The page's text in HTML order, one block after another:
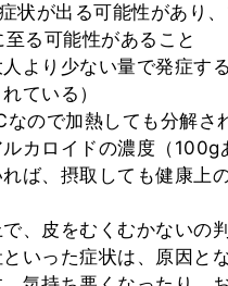
状が出る可能性があり
る可能性があること
より少ない量で発症す
ている）
ので加熱しても分解さ
カロイドの濃度（
ば、摂取しても健康上
、皮をむくむかないの
いった症状は、原因と